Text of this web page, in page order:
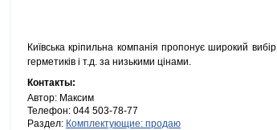
Київська кріпильна компанія пропонує широкий
герметиків і т.д. за низькими цінами.
Контакты:
Автор: Максим
Телефон: 044 503-78-77
Раздел: Комплектующие: продаю